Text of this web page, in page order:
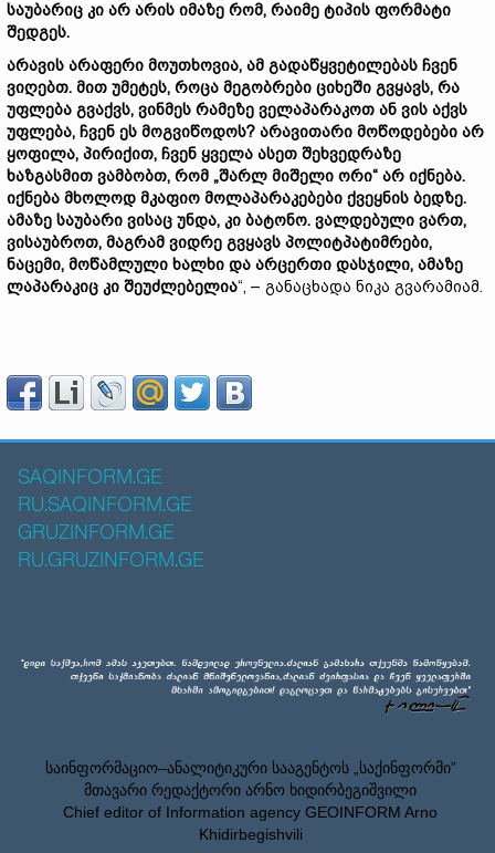
საუბარიც კი არ არის იმაზე რომ, რაიმე ტიპის ფორმატი
შედგეს.
არავის არაფერი მოუთხოვია, ამ გადაწყვეტილებას ჩვენ
ვიღებთ. მით უმეტეს, როცა მეგობრები ციხეში გვყავს, რა
უფლება გვაქვს, ვინმეს რამეზე ველაპარაკოთ ან ვის აქვს
უფლება, ჩვენ ეს მოგვიწოდოს? არავითარი მოწოდებები არ
ყოფილა, პირიქით, ჩვენ ყველა ასეთ შეხვედრაზე
ხაზგასმით ვამბობთ, რომ „შარლ მიშელი ორი“ არ იქნება.
იქნება მხოლოდ მკაფიო მოლაპარაკებები ქვეყნის ბედზე.
ამაზე საუბარი ვისაც უნდა, კი ბატონო. ვალდებული ვართ,
ვისაუბროთ, მაგრამ ვიდრე გვყავს პოლიტპატიმრები,
ნაცემი, მოწამლული ხალხი და არცერთი დასჯილი, ამაზე
ლაპარაკიც კი შეუძლებელია“, – განაცხადა ნიკა გვარამიამ.
SAQINFORM.GE
RU.SAQINFORM.GE
GRUZINFORM.GE
RU.GRUZINFORM.GE
საინფორმაციო–ანალიტიკური სააგენტოს „საქინფორმი”
მთავარი რედაქტორი არნო ხიდირბეგიშვილი
Chief editor of Information agency GEOINFORM Arno
Khidirbegishvili